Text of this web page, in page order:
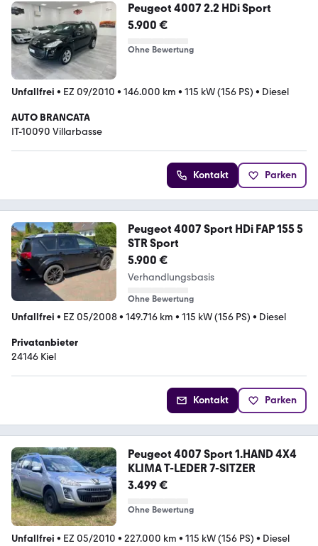
Peugeot 4007 2.2 HDi Sport
5.900 €
Ohne Bewertung
Unfallfrei • EZ 09/2010 • 146.000 km • 115 kW (156 PS) • Diesel
AUTO BRANCATA
IT-10090 Villarbasse
Kontakt Parken
Peugeot 4007 Sport HDi FAP 155 5
STR Sport
5.900 €
Verhandlungsbasis
Ohne Bewertung
Unfallfrei • EZ 05/2008• 149.716 km • 115 kW (156 PS) • Diesel
Privatanbieter
24146 Kiel
Kontakt Parken
Peugeot 4007 Sport 1.HAND 4X4
KLIMA T-LEDER 7-SITZER
3.499 €
Ohne Bewertung
Unfallfrei • EZ 05/2010 • 227.000 km • 115 kW (156 PS) • Diesel